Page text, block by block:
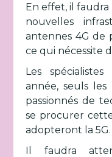
En effet, il
nouvelles
antennes 4G de
ce qui nécessite
Les
année, seuls les
passionnés de
se procurer
adopteront la 5G.
Il faudra